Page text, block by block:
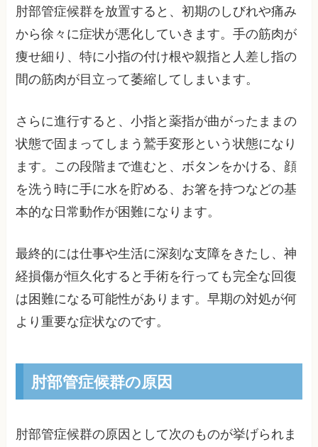
肘部管症候群を放置すると、初期のしびれや痛み
から徐々に症状が悪化していきます。手の筋肉が
痩せ細り、特に小指の付け根や親指と人差し指の
間の筋肉が目立って萎縮してしまいます。
さらに進行すると、小指と薬指が曲がったままの
状態で固まってしまう鷲手変形という状態になり
ます。この段階まで進むと、ボタンをかける、顔
を洗う時に手に水を貯める、お箸を持つなどの基
本的な日常動作が困難になります。
最終的には仕事や生活に深刻な支障をきたし、神
経損傷が恒久化すると手術を行っても完全な回復
は困難になる可能性があります。早期の対処が何
より重要な症状なのです。
肘部管症候群の原因
肘部管症候群の原因として次のものが挙げられま